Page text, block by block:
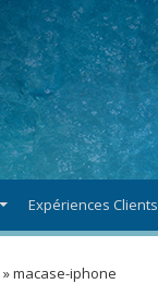
Expériences Clients
»macase-iphone